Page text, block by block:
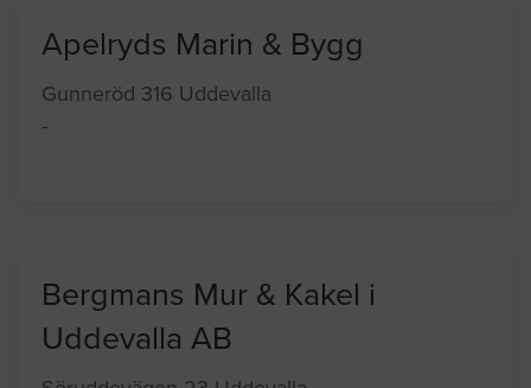
Apelryds Marin & Bygg
Gunneröd 316 Uddevalla
-
Bergmans Mur & Kakel i
Uddevalla AB